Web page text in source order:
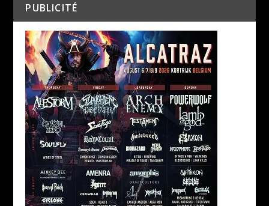
PUBLICITÉ